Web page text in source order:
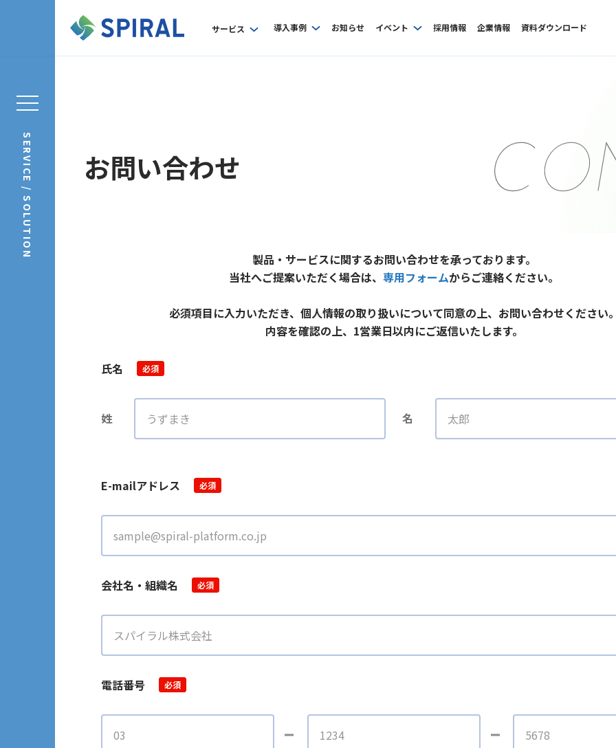
サービス 導入事例 お知らせ イベント 採用情報 企業情報 資料ダウンロード
SERVICE / SOLUTION お問い合わせ
製品・サービスに関するお問い合わせを承っております。
当社へご提案いただく場合は、 専用フォームからご連絡ください。
必須項目に入力いただき、個人情報の取り扱いについて同意の上、お問い合わせください
内容を確認の上、1営業日以内にご返信いたします。
氏名 必須
姓 名
E-mailアドレス 必須
会社名・組織名 必須
電話番号 必須